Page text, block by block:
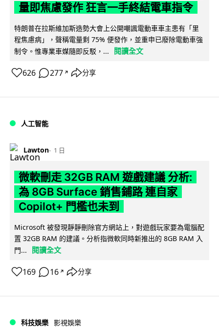
量即焦慮發作 狂言一手終結電車指令
特朗普在拉斯維加斯造勢大會上公開嘲諷電動車車主患有「里
程焦慮病」，聲稱電量剩 75% 便發作，並重申已廢除電動車強
制令。惟專業車媒隨即反駁，...
閱讀全文
626 277 ↗ 分享
人工智能
Lawton 1 日
微軟刪走 32GB RAM 遊戲建議 分析:
為 8GB Surface 銷售鋪路 連自家
Copilot+ 門檻也未到
Microsoft 被發現靜靜刪除官方網站上，對遊戲玩家要為電腦配
置 32GB RAM 的建議。分析指微軟同時新推出的 8GB RAM 入
門...
閱讀全文
169 16 ↗ 分享
科技娛樂 影視娛樂